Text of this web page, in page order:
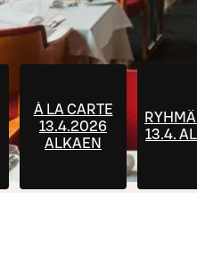
À LA CARTE
13.4.2026
ALKAEN
13.4.